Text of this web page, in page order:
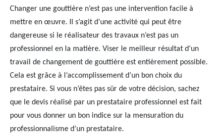
Changer une gouttière n’est pas une intervention facile à
mettre en œuvre. Il s’agit d’une activité qui peut être
dangereuse si le réalisateur des travaux n’est pas un
professionnel en la matière. Viser le meilleur résultat d’un
travail de changement de gouttière est entièrement possible.
Cela est grâce à l’accomplissement d’un bon choix du
prestataire. Si vous n’êtes pas sûr de votre décision, sachez
que le devis réalisé par un prestataire professionnel est fait
pour vous donner un bon indice sur la mensuration du
professionnalisme d’un prestataire.